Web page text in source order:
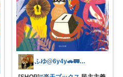
ふゆ@6y4y🚗🚃コレ歓迎🍀